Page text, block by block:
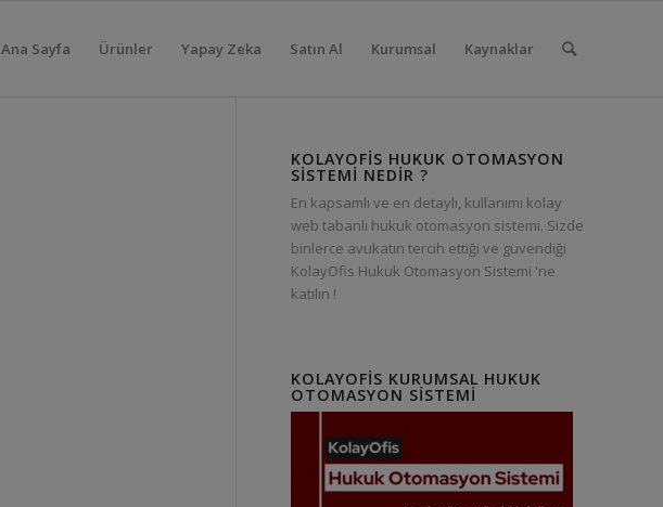
Ana Sayfa Ürünler Yapay Zeka Satın Al Kurumsal Kaynaklar
KOLAYOFIS HUKUK OTOMASYON
SISTEMI NEDIR ?
En kapsamlı ve en detaylı, kullanımı kolay
web tabanlı hukuk otomasyon sistemi. Sizde
binlerce avukatın tercih ettiği ve güvendiği
KolayOfis Hukuk Otomasyon Sistemi 'ne
katılın !
KOLAYOFIS KURUMSAL HUKUK
OTOMASYON SISTEMI